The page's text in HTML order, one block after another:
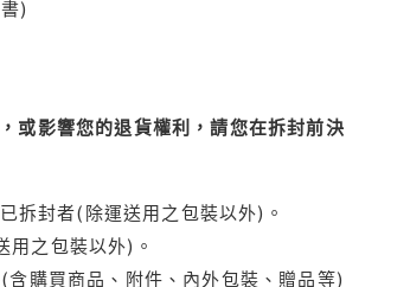
)
或影響您的退貨權利，請您在拆封前決
拆封者(除運送用之包裝以外)。
之包裝以外)。
購買商品、附件、內外包裝、贈品等)